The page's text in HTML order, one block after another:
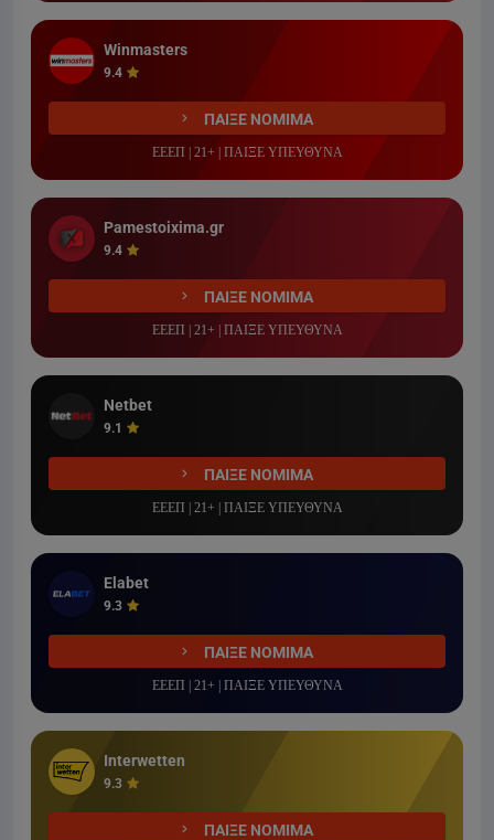
Winmasters
9.4
ΠΑΙΞΕ ΝΟΜΙΜΑ
ΕΕΕΠ | 21+ | ΠΑΙΞΕ ΥΠΕΥΘΥΝΑ
Pamestoixima.gr
9.4
ΠΑΙΞΕ ΝΟΜΙΜΑ
ΕΕΕΠ | 21+ | ΠΑΙΞΕ ΥΠΕΥΘΥΝΑ
Netbet
9.1
ΠΑΙΞΕ ΝΟΜΙΜΑ
ΕΕΕΠ | 21+ | ΠΑΙΞΕ ΥΠΕΥΘΥΝΑ
Elabet
9.3
ΠΑΙΞΕ ΝΟΜΙΜΑ
ΕΕΕΠ | 21+ | ΠΑΙΞΕ ΥΠΕΥΘΥΝΑ
Interwetten
9.3
ΠΑΙΞΕ ΝΟΜΙΜΑ